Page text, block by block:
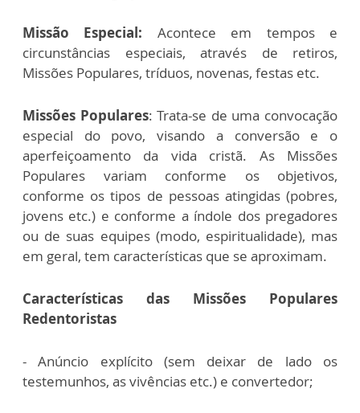
Missão Especial: Acontece em tempos e
circunstâncias especiais, através de retiros,
Missões Populares, tríduos, novenas, festas etc.
Missões Populares:Trata-se de uma convocação
especial do povo, visando a conversão e o
aperfeiçoamento da vida cristã. As Missões
Populares variam conforme os objetivos,
conforme os tipos de pessoas atingidas (pobres,
jovens etc.) e conforme a índole dos pregadores
ou de suas equipes (modo, espiritualidade), mas
em geral, tem características que se aproximam.
Características das Missões Populares
Redentoristas
- Anúncio explícito (sem deixar de lado os
testemunhos, as vivências etc.) e convertedor;